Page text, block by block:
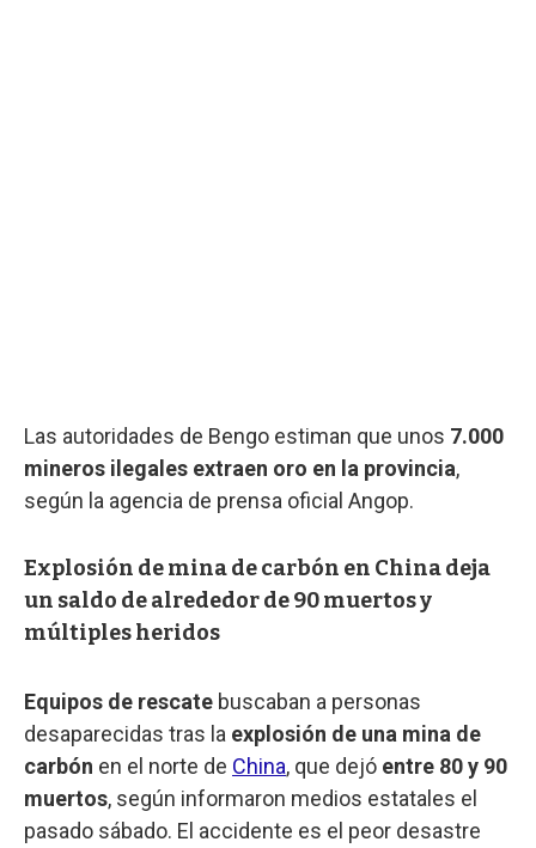
Las autoridades de Bengo estiman que unos 7.000
mineros ilegales extraen oro en la provincia,
según la agencia de prensa oficial Angop.
Explosión de mina de carbón en China deja
un saldo de alrededor de 90 muertos y
múltiples heridos
Equipos de rescate buscaban a personas
desaparecidas tras la explosión de una mina de
carbón en el norte de China, que dejó entre 80 y 90
muertos, según informaron medios estatales el
pasado sábado. El accidente es el peor desastre